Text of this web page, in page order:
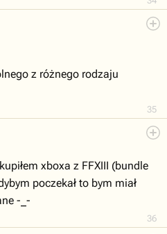
35
z różnego rodzaju
36
xboxa z FFXIII (bundle
poczekał to bym miał
-_-